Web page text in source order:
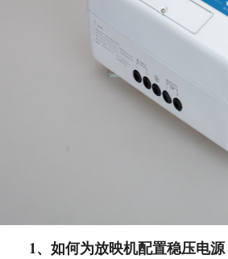
1、如何为放映机配置稳压电